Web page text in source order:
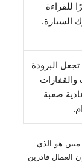
للقراءة
السيارة.
البرودة
والقفازات
صعبة
هو الذي
العمال قادرين